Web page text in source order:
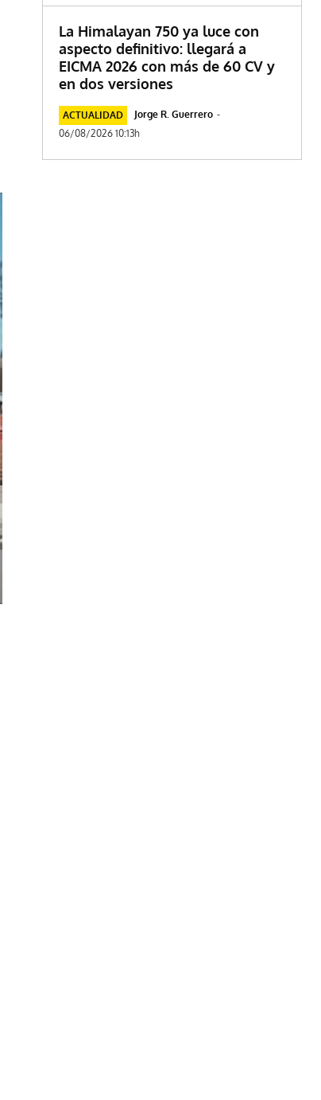
La Himalayan 750 ya luce con
aspecto definitivo: llegará a
EICMA 2026 con más de 60 CV y
en dos versiones
ACTUALIDAD Jorge R. Guerrero -
06/08/2026 10:13h